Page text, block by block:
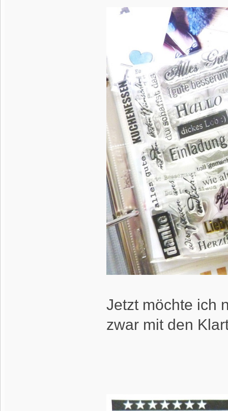
Jetzt möchte ich
zwar mit den